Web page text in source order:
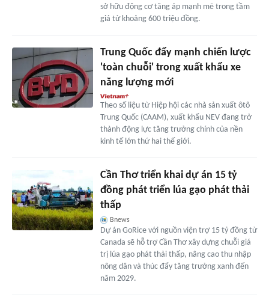
sở hữu động cơ tăng áp mạnh mẽ trong tầm
giá từ khoảng 600 triệu đồng.
Trung Quốc đẩy mạnh chiến lược
'toàn chuỗi' trong xuất khẩu xe
năng lượng mới
Theo số liệu từ Hiệp hội các nhà sản xuất ôtô
Trung Quốc (CAAM), xuất khẩu NEV đang trở
thành động lực tăng trưởng chính của nền
kinh tế lớn thứ hai thế giới.
Cần Thơ triển khai dự án 15 tỷ
đồng phát triển lúa gạo phát thải
thấp
Bnews
Dự án GoRice với nguồn viện trợ 15 tỷ đồng từ
Canada sẽ hỗ trợ Cần Thơ xây dựng chuỗi giá
trị lúa gạo phát thải thấp, nâng cao thu nhập
nông dân và thúc đẩy tăng trưởng xanh đến
năm 2029.